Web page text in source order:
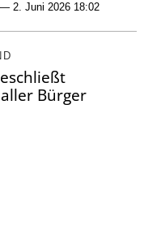
2. Juni 2026 18:02
Bürger